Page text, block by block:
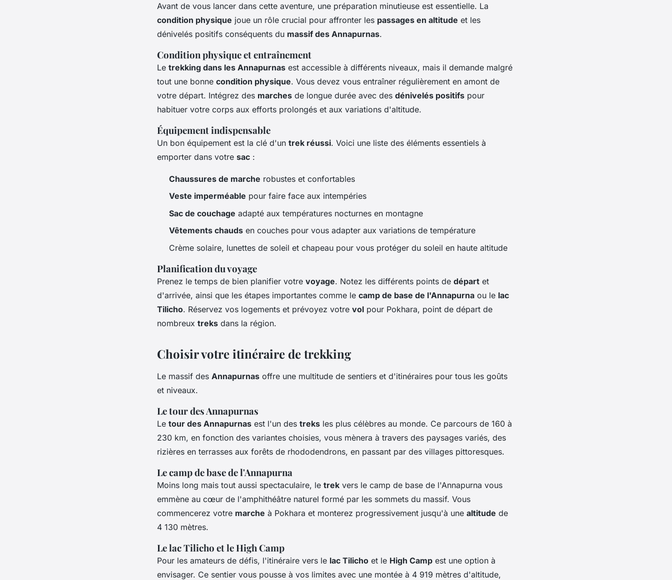
Avant de vous lancer dans cette aventure, une préparation minutieuse est essentielle. La
condition physique joue un rôle crucial pour affronter les passages en altitude et les
dénivelés positifs conséquents du massif des Annapurnas.
Condition physique et entraînement
Le trekking dans les Annapurnas est accessible à différents niveaux, mais il demande malgré
tout une bonne condition physique. Vous devez vous entraîner régulièrement en amont de
votre départ. Intégrez des marches de longue durée avec des dénivelés positifs pour
habituer votre corps aux efforts prolongés et aux variations d'altitude.
Équipement indispensable
Un bon équipement est la clé d'un trek réussi. Voici une liste des éléments essentiels à
emporter dans votre sac :
Chaussures de marche robustes et confortables
Veste imperméable pour faire face aux intempéries
Sac de couchage adapté aux températures nocturnes en montagne
Vêtements chauds en couches pour vous adapter aux variations de température
Crème solaire, lunettes de soleil et chapeau pour vous protéger du soleil en haute altitude
Planification du voyage
Prenez le temps de bien planifier votre voyage. Notez les différents points de départ et
d'arrivée, ainsi que les étapes importantes comme le camp de base de l'Annapurna ou le lac
Tilicho. Réservez vos logements et prévoyez votre vol pour Pokhara, point de départ de
nombreux treks dans la région.
Choisir votre itinéraire de trekking
Le massif des Annapurnas offre une multitude de sentiers et d'itinéraires pour tous les goûts
et niveaux.
Le tour des Annapurnas
Le tour des Annapurnas est l'un des treks les plus célèbres au monde. Ce parcours de 160 à
230 km, en fonction des variantes choisies, vous mènera à travers des paysages variés, des
rizières en terrasses aux forêts de rhododendrons, en passant par des villages pittoresques.
Le camp de base de l'Annapurna
Moins long mais tout aussi spectaculaire, le trek vers le camp de base de l'Annapurna vous
emmène au cœur de l'amphithéâtre naturel formé par les sommets du massif. Vous
commencerez votre marche à Pokhara et monterez progressivement jusqu'à une altitude de
4 130 mètres.
Le lac Tilicho et le High Camp
Pour les amateurs de défis, l'itinéraire vers le lac Tilicho et le High Camp est une option à
envisager. Ce sentier vous pousse à vos limites avec une montée à 4 919 mètres d'altitude,